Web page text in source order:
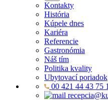
Kontakty
História
Kúpele dnes
Kariéra
Referencie
Gastronómia
Náš tím
Politika kvality
Ubytovací poriadok
00 421 44 43 75